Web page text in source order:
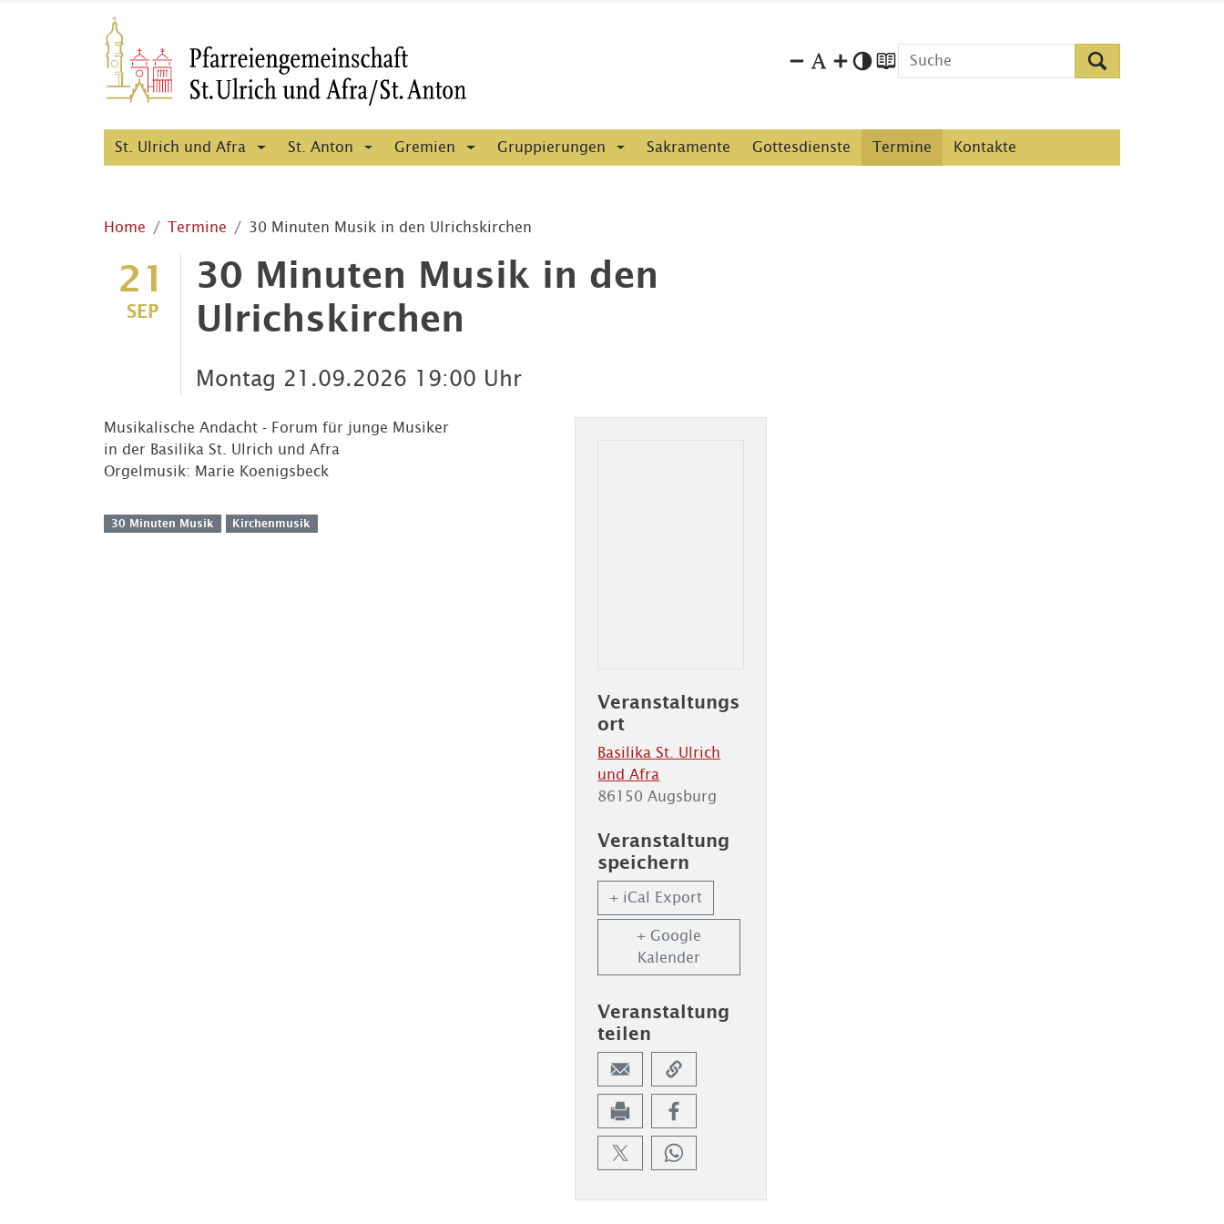
St. Ulrich und Afra St. Anton Gremien Gruppierungen Sakramente Gottesdienste Termine Kontakte
Home Termine 30 Minuten Musik in den Ulrichskirchen
21
SEP
30 Minuten Musik in den
Ulrichskirchen
Montag 21.09.2026 19:00 Uhr
Musikalische Andacht - Forum für junge Musiker
in der Basilika St. Ulrich und Afra
Orgelmusik: Marie Koenigsbeck
30 Minuten Musik Kirchenmusik
Veranstaltungs
ort
Basilika St. Ulrich
und Afra
86150 Augsburg
Veranstaltung
speichern
+ iCal Export
+ Google
Kalender
Veranstaltung
teilen